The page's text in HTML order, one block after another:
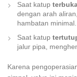
Saat katup
dengan arah
hambatan minimal.
Saat katup
jalur pipa,
Karena